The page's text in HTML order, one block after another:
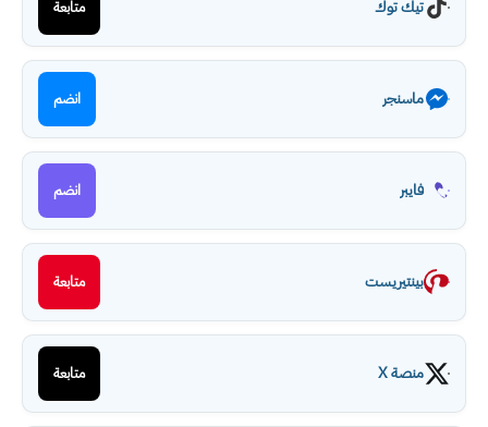
تيك توك متابعة
ماسنجر انضم
فايبر انضم
بينتيريست متابعة
منصة X متابعة